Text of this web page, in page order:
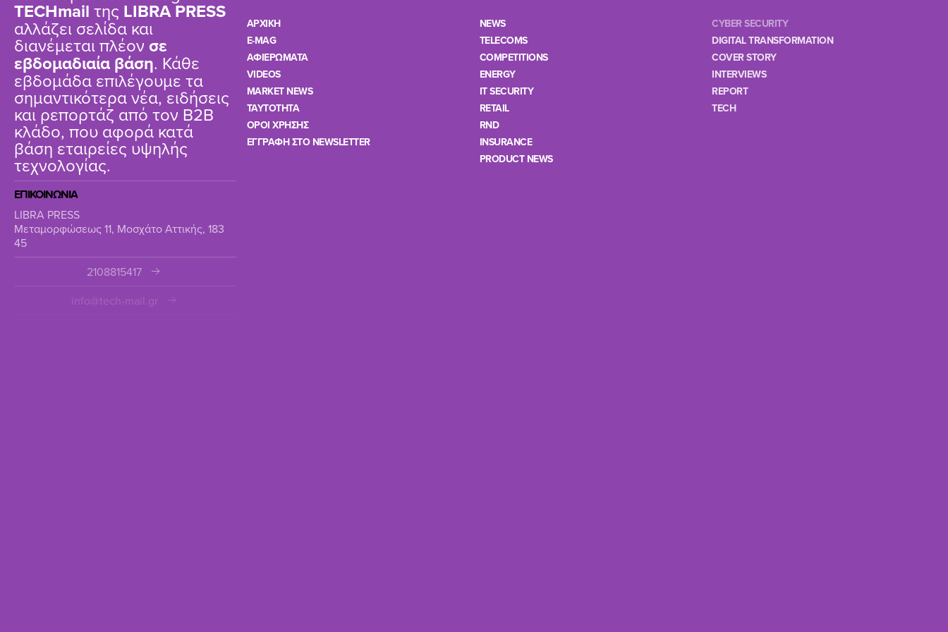
TΕCHmail της LIBRA PRESS
αλλάζει σελίδα και
διανέμεται πλέον σε
εβδομαδιαία βάση. Κάθε
εβδομάδα επιλέγουμε τα
σημαντικότερα νέα, ειδήσεις
και ρεπορτάζ από τον B2B
κλάδο, που αφορά κατά
βάση εταιρείες υψηλής
τεχνολογίας.
ΕΠΙΚΟΙΝΩΝΙΑ
LIBRA PRESS
Μεταμορφώσεως 11, Μοσχάτο Αττικής, 183
45
2108815417
info@tech-mail.gr
ΑΡΧΙΚΗ
E-MAG
ΑΦΙΕΡΩΜΑΤΑ
VIDEOS
MARKET NEWS
TAYTOTHTA
ΟΡΟΙ ΧΡΗΣΗΣ
ΕΓΓΡΑΦΗ ΣΤΟ NEWSLETTER
NEWS
TELECOMS
COMPETITIONS
ENERGY
IT SECURITY
RETAIL
RND
INSURANCE
PRODUCT NEWS
CYBER SECURITY
DIGITAL TRANSFORMATION
COVER STORY
INTERVIEWS
REPORT
TECH